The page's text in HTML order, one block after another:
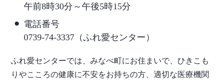
午前8時30分～午後5時15分
電話番号
0739-74-3337（ふれ愛センター）
ふれ愛センターでは、みなべ町にお住まいで、ひきこも
りやこころの健康に不安をお持ちの方、適切な医療機関